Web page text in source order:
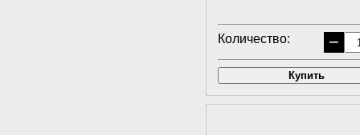
Количество: −
Купить